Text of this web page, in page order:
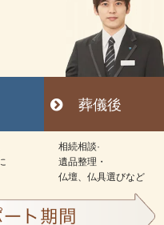
葬儀後
相続相談·
遺品整理・
仏壇、仏具選びなど